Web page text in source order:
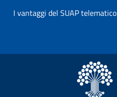
I vantaggi del SUAP telematico